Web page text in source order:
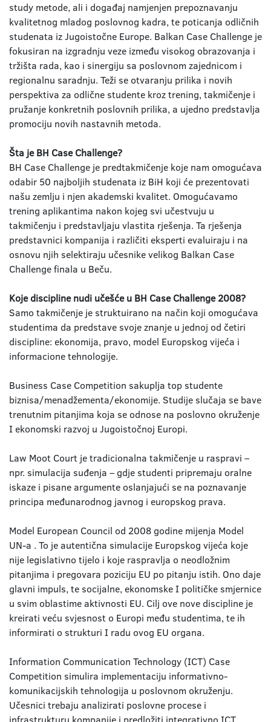
study metode, ali i događaj namjenjen prepoznavanju
kvalitetnog mladog poslovnog kadra, te poticanja odličnih
studenata iz Jugoistočne Europe. Balkan Case Challenge je
fokusiran na izgradnju veze između visokog obrazovanja i
tržišta rada, kao i sinergiju sa poslovnom zajednicom i
regionalnu saradnju. Teži se otvaranju prilika i novih
perspektiva za odlične studente kroz trening, takmičenje i
pružanje konkretnih poslovnih prilika, a ujedno predstavlja
promociju novih nastavnih metoda.
Šta je BH Case Challenge?
BH Case Challenge je predtakmičenje koje nam omogućava
odabir 50 najboljih studenata iz BiH koji će prezentovati
našu zemlju i njen akademski kvalitet. Omogućavamo
trening aplikantima nakon kojeg svi učestvuju u
takmičenju i predstavljaju vlastita rješenja. Ta rješenja
predstavnici kompanija i različiti eksperti evaluiraju i na
osnovu njih selektiraju učesnike velikog Balkan Case
Challenge finala u Beču.
Koje discipline nudi učešće u BH Case Challenge 2008?
Samo takmičenje je struktuirano na način koji omogućava
studentima da predstave svoje znanje u jednoj od četiri
discipline: ekonomija, pravo, model Europskog vijeća i
informacione tehnologije.
Business Case Competition sakuplja top studente
biznisa/menadžementa/ekonomije. Studije slučaja se bave
trenutnim pitanjima koja se odnose na poslovno okruženje
I ekonomski razvoj u Jugoistočnoj Europi.
Law Moot Court je tradicionalna takmičenje u raspravi –
npr. simulacija suđenja – gdje studenti pripremaju oralne
iskaze i pisane argumente oslanjajući se na poznavanje
principa međunarodnog javnog i europskog prava.
Model European Council od 2008 godine mijenja Model
UN-a . To je autentična simulacije Europskog vijeća koje
nije legislativno tijelo i koje raspravlja o neodložnim
pitanjima i pregovara poziciju EU po pitanju istih. Ono daje
glavni impuls, te socijalne, ekonomske I političke smjernice
u svim oblastime aktivnosti EU. Cilj ove nove discipline je
kreirati veću svjesnost o Europi među studentima, te ih
informirati o strukturi I radu ovog EU organa.
Information Communication Technology (ICT) Case
Competition simulira implementaciju informativno-
komunikacijskih tehnologija u poslovnom okruženju.
Učesnici trebaju analizirati poslovne procese i